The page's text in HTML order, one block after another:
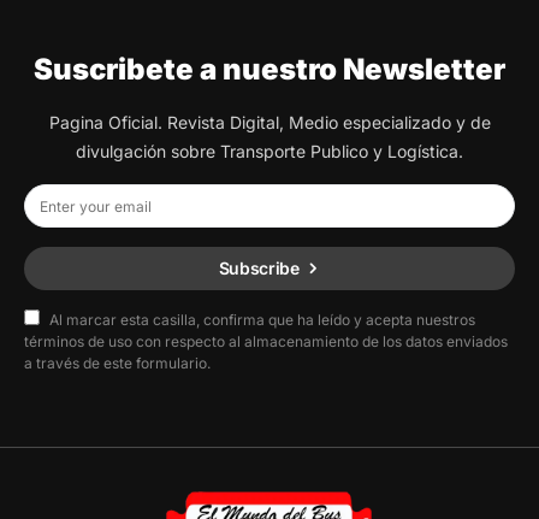
Suscribete a nuestro Newsletter
Pagina Oficial. Revista Digital, Medio especializado y de
divulgación sobre Transporte Publico y Logística.
Subscribe
Al marcar esta casilla, confirma que ha leído y acepta nuestros
términos de uso con respecto al almacenamiento de los datos enviados
a través de este formulario.